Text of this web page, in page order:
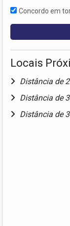
Concordo em
Locais
Distância de
Distância de
Distância de